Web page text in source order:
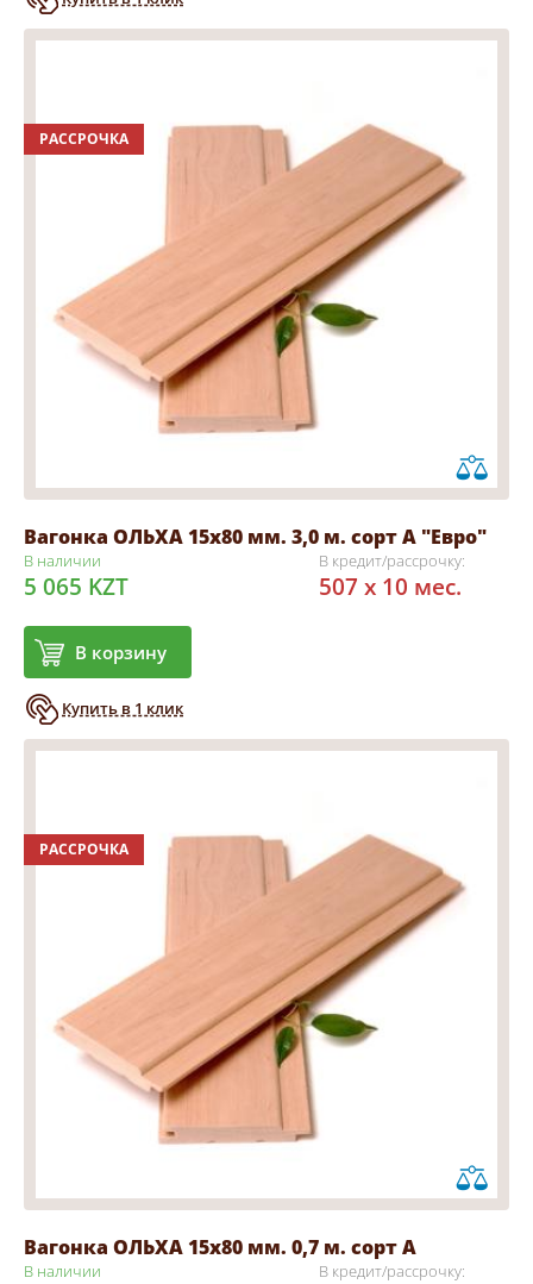
РАССРОЧКА
Вагонка ОЛЬХА 15х80 мм. 3,0 м. сорт А "Евро"
В наличии
5 065 KZT
В корзину
Купить в 1 клик
В кредит/рассрочку:
507 x 10 мес.
РАССРОЧКА
Вагонка ОЛЬХА 15х80 мм. 0,7 м. сорт А
В наличии В кредит/рассрочку: